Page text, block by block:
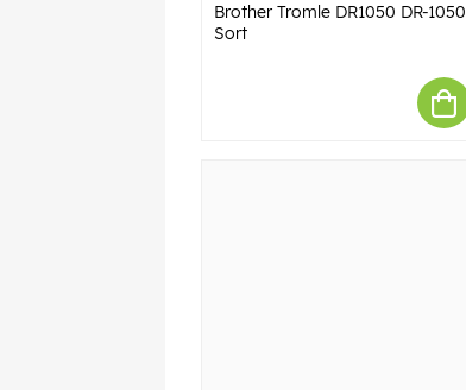
Brother Tromle DR1050 DR-1050
Sort